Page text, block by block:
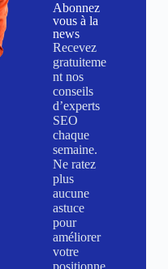
Abonnez
vous à la
news
Recevez
gratuiteme
nt nos
conseils
d’experts
SEO
chaque
semaine.
Ne ratez
plus
aucune
astuce
pour
améliorer
votre